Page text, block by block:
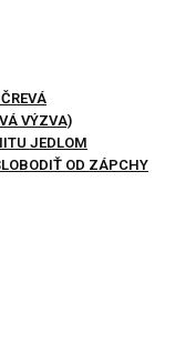
VÝZVA)
JEDLOM
OD ZÁPCHY